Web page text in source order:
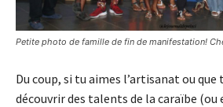
Petite photo de famille de fin de manifestation!
Du coup, si tu aimes l’artisanat ou que
découvrir des talents de la caraïbe (ou